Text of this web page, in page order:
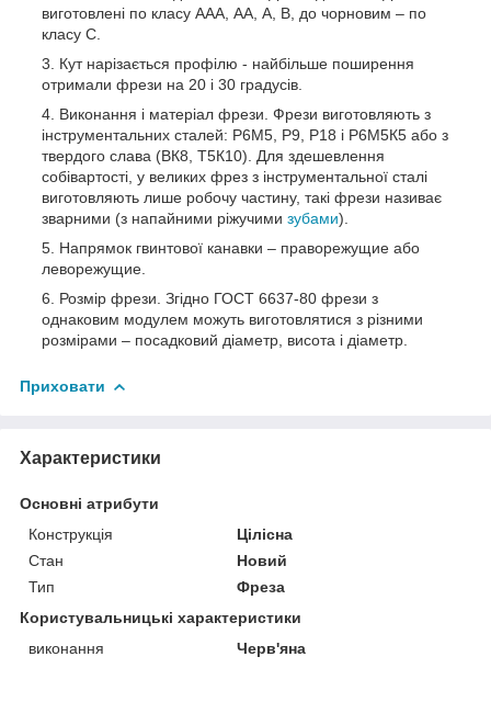
виготовлені по класу ААА, АА, А, В, до чорновим – по
класу С.
Кут нарізається профілю - найбільше поширення
отримали фрези на 20 і 30 градусів.
Виконання і матеріал фрези. Фрези виготовляють з
інструментальних сталей: Р6М5, Р9, Р18 і Р6М5К5 або з
твердого слава (ВК8, Т5К10). Для здешевлення
собівартості, у великих фрез з інструментальної сталі
виготовляють лише робочу частину, такі фрези називає
зварними (з напайними ріжучими зубами).
Напрямок гвинтової канавки – праворежущие або
леворежущие.
Розмір фрези. Згідно ГОСТ 6637-80 фрези з
однаковим модулем можуть виготовлятися з різними
розмірами – посадковий діаметр, висота і діаметр.
Приховати
Характеристики
Основні атрибути
Конструкція
Цілісна
Стан
Новий
Тип
Фреза
Користувальницькі характеристики
виконання
Черв'яна